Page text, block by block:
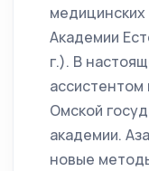
медицинских
Академии
г.). В
Омской
академии.
новые